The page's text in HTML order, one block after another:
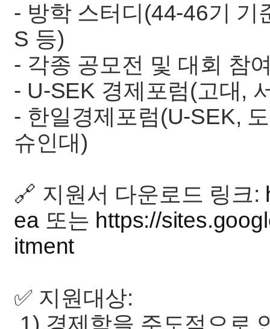
- 방학 스터디(44-46기 기
S 등)
- 각종 공모전 및 대회 참
- U-SEK 경제포럼(고대,
- 한일경제포럼(U-SEK,
슈인대)
🔗 지원서 다운로드 링크:
ea 또는 https://
itment
✅ 지원대상:
1) 경제학을 주도적으로